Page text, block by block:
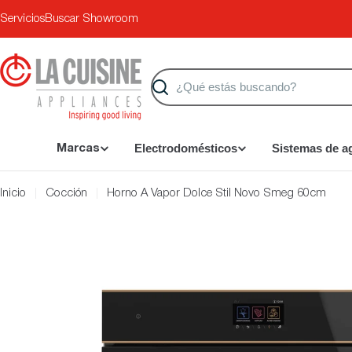
ServiciosBuscar Showroom
Buscar
Marcas Electrodomésticos Sistemas de
Inicio Cocción Horno A Vapor Dolce Stil Novo Smeg 60cm